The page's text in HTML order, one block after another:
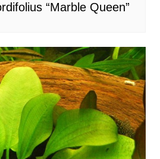
“Marble Queen”